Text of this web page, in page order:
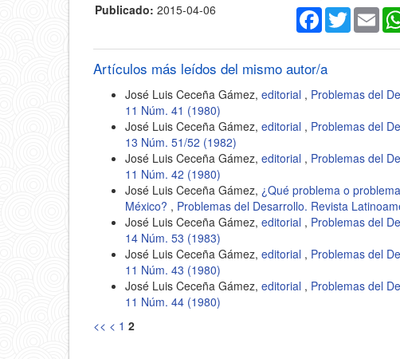
Publicado: 2015-04-06
Facebook
Twitter
Artículos más leídos del mismo autor/a
José Luis Ceceña Gámez, editorial , Problemas del
11 Núm. 41 (1980)
José Luis Ceceña Gámez, editorial , Problemas del
13 Núm. 51/52 (1982)
José Luis Ceceña Gámez, editorial , Problemas del
11 Núm. 42 (1980)
José Luis Ceceña Gámez, ¿Qué problema o
México? , Problemas del Desarrollo. Revista
José Luis Ceceña Gámez, editorial , Problemas del
14 Núm. 53 (1983)
José Luis Ceceña Gámez, editorial , Problemas del
11 Núm. 43 (1980)
José Luis Ceceña Gámez, editorial , Problemas del
11 Núm. 44 (1980)
<< < 1 2